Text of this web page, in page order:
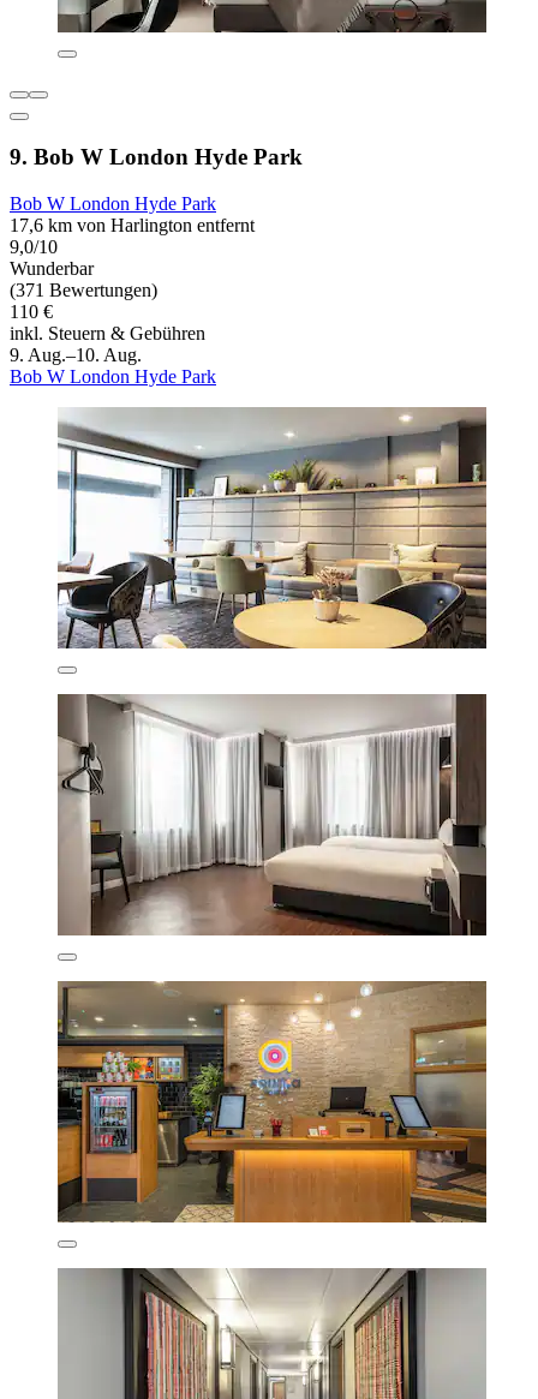
9. Bob W London Hyde Park
Bob W London Hyde Park
17,6 km von Harlington entfernt
9,0/10
Wunderbar
(371 Bewertungen)
110 €
inkl. Steuern & Gebühren
9. Aug.–10. Aug.
Bob W London Hyde Park